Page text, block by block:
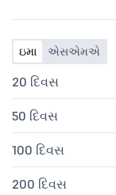
ઇમા એસએમએ
20 દિવસ
50 દિવસ
100 દિવસ
200 દિવસ